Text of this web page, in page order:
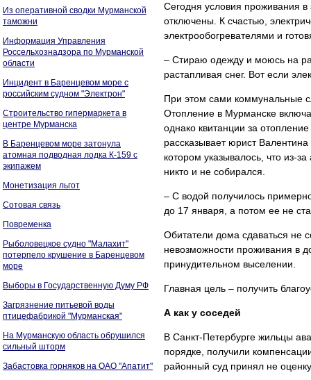
Из оперативной сводки Мурманской
таможни
Информация Управления
Россельхознадзора по Мурманской
области
Инцидент в Баренцевом море с
российским судном "Электрон"
Строительство гипермаркета в
центре Мурманска
В Баренцевом море затонула
атомная подводная лодка К-159 с
экипажем
Монетизация льгот
Сотовая связь
Повременка
Рыболовецкое судно "Малахит"
потерпело крушение в Баренцевом
море
Выборы в Государственную Думу РФ
Загрязнение питьевой воды
птицефабрикой "Мурманская"
На Мурманскую область обрушился
сильный шторм
Забастовка горняков на ОАО "Апатит"
Сегодня условия проживания
отключены. К счастью,
электрообогревателями и
– Стираю одежду и моюсь на
растапливая снег. Вот если
При этом сами коммунальные
Отопление в Мурманске
однако квитанции за
рассказывает юрист
котором указывалось, что из-
никто и не собирался.
– С водой получилось
до 17 января, а потом ее не
Обитатели дома сдаваться не
невозможности проживания в
принудительном выселении.
Главная цель – получить
А как у соседей
В Санкт-Петербурге жильцы
порядке, получили
районный суд принял не